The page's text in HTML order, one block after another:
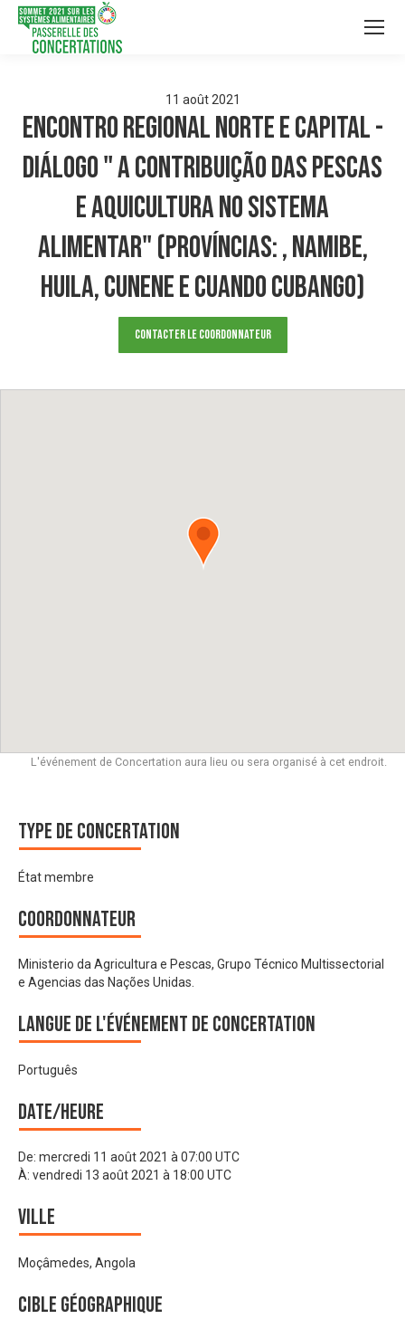
11 août 2021
Encontro Regional Norte e Capital -
Diálogo " A Contribuição das Pescas
e Aquicultura no Sistema
Alimentar" (Províncias: , Namibe,
Huila, Cunene e Cuando Cubango)
Contacter le Coordonnateur
L'événement de Concertation aura lieu ou sera organisé à cet endroit.
Type de Concertation
État membre
Coordonnateur
Ministerio da Agricultura e Pescas, Grupo Técnico Multissectorial
e Agencias das Nações Unidas.
Langue de l'événement de Concertation
Português
Date/heure
De: mercredi 11 août 2021 à 07:00 UTC
À: vendredi 13 août 2021 à 18:00 UTC
Ville
Moçâmedes, Angola
Cible géographique